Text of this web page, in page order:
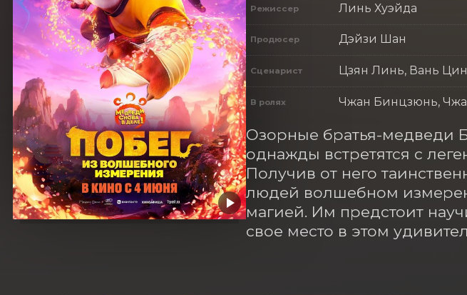
Режиссер Линь Хуэйда
Продюсер Дэйзи Шан
Сценарист Цзян Линь, Вань
В ролях Чжан Бинцзюнь,
Озорные братья-медведи
однажды встретятся с
Получив от него
людей волшебном
магией. Им предстоит
свое место в этом